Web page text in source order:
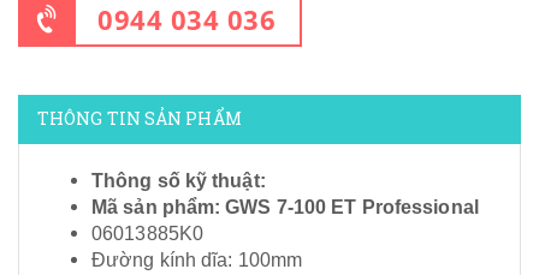
0944 034 036
THÔNG TIN SẢN PHẨM
Thông số kỹ thuật:
Mã sản phẩm: GWS 7-100 ET Professional
06013885K0
Đường kính dĩa: 100mm